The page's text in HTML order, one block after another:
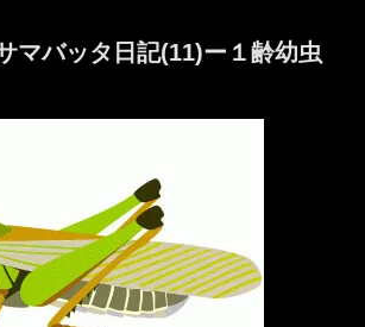
マバッタ日記(11)ー１齢幼虫